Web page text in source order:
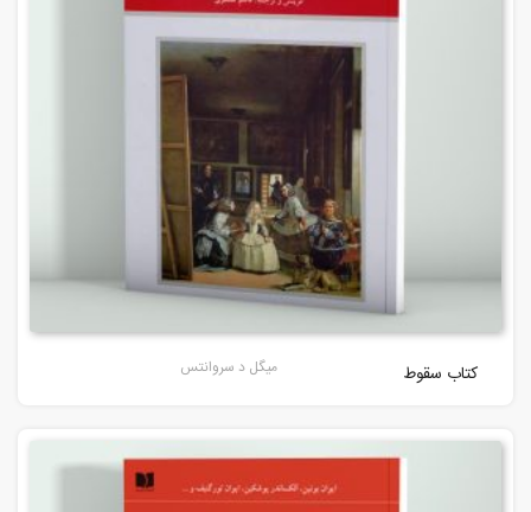
کتاب سقوط میگل د سروانتس